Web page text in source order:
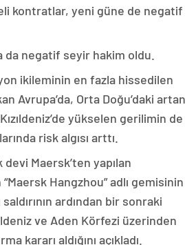
kontratlar, yeni güne de negatif
da negatif seyir hakim oldu.
ikileminin en fazla hissedilen
Avrupa’da, Orta Doğu’daki artan
yükselen gerilimin de
risk algısı arttı.
Maersk’ten yapılan
Hangzhou” adlı gemisinin
saldırının ardından bir sonraki
ve Aden Körfezi üzerinden
kararı aldığını açıkladı.